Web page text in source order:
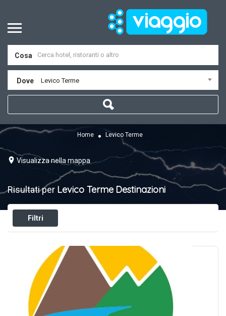
Cosa
Dove Levico Terme
Home Levico Terme
Visualizza nella mappa
Risultati per Levico Terme Destinazioni
Filtri